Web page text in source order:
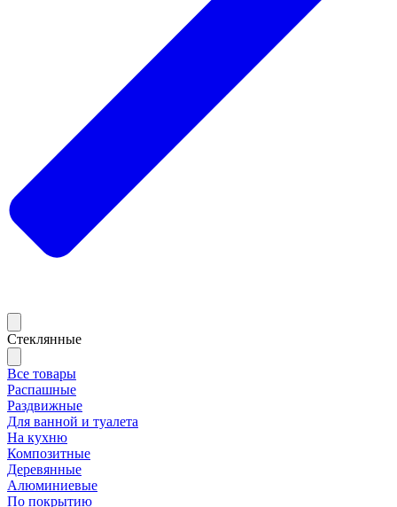
Стеклянные
Все товары
Распашные
Раздвижные
Для ванной и туалета
На кухню
Композитные
Деревянные
Алюминиевые
По покрытию